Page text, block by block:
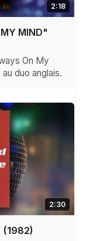
2:18
MIND"
On My
duo anglais.
2:30
(1982)